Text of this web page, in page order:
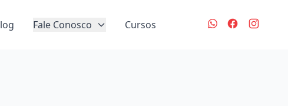
Fale Conosco Cursos